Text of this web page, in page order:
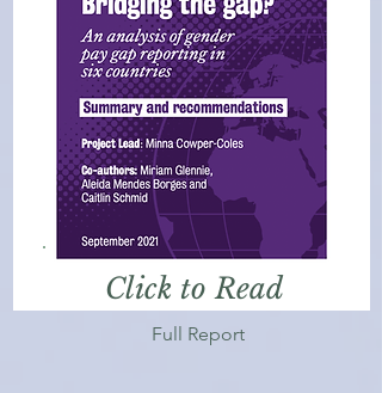
Click to Read
Full Report